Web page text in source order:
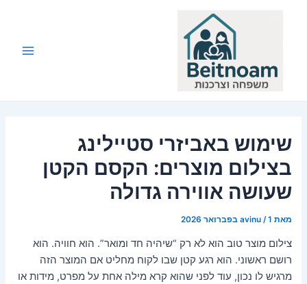
שימוש באביזרי סטיילינג
בצילום מוצרים: הקסם הקטן
שעושה אווירה גדולה
מאת avinu /1 בפברואר 2026
צילום מוצר טוב הוא לא רק “שיהיה חד ומואר”. הוא חוויה. הוא
רושם ראשוני. הוא רגע קטן שבו לקוח מחליט אם המוצר הזה
מרגיש לו נכון, עוד לפני שהוא קרא מילה אחת על מפרט, מידות או